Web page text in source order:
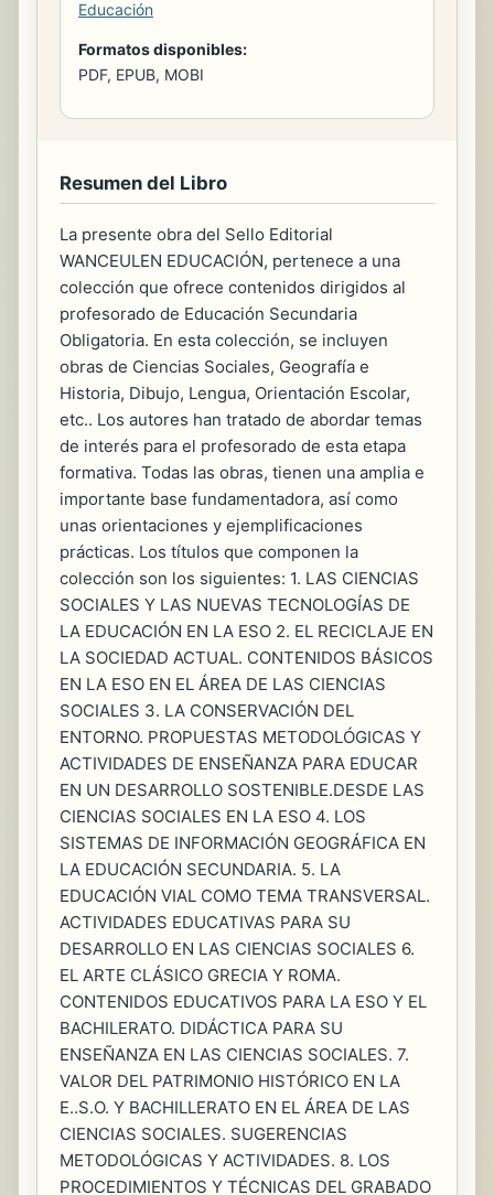
Educación
Formatos disponibles:
PDF, EPUB, MOBI
Resumen del Libro
La presente obra del Sello Editorial
WANCEULEN EDUCACIÓN, pertenece a una
colección que ofrece contenidos dirigidos al
profesorado de Educación Secundaria
Obligatoria. En esta colección, se incluyen
obras de Ciencias Sociales, Geografía e
Historia, Dibujo, Lengua, Orientación Escolar,
etc.. Los autores han tratado de abordar temas
de interés para el profesorado de esta etapa
formativa. Todas las obras, tienen una amplia e
importante base fundamentadora, así como
unas orientaciones y ejemplificaciones
prácticas. Los títulos que componen la
colección son los siguientes: 1. LAS CIENCIAS
SOCIALES Y LAS NUEVAS TECNOLOGÍAS DE
LA EDUCACIÓN EN LA ESO 2. EL RECICLAJE EN
LA SOCIEDAD ACTUAL. CONTENIDOS BÁSICOS
EN LA ESO EN EL ÁREA DE LAS CIENCIAS
SOCIALES 3. LA CONSERVACIÓN DEL
ENTORNO. PROPUESTAS METODOLÓGICAS Y
ACTIVIDADES DE ENSEÑANZA PARA EDUCAR
EN UN DESARROLLO SOSTENIBLE.DESDE LAS
CIENCIAS SOCIALES EN LA ESO 4. LOS
SISTEMAS DE INFORMACIÓN GEOGRÁFICA EN
LA EDUCACIÓN SECUNDARIA. 5. LA
EDUCACIÓN VIAL COMO TEMA TRANSVERSAL.
ACTIVIDADES EDUCATIVAS PARA SU
DESARROLLO EN LAS CIENCIAS SOCIALES 6.
EL ARTE CLÁSICO GRECIA Y ROMA.
CONTENIDOS EDUCATIVOS PARA LA ESO Y EL
BACHILERATO. DIDÁCTICA PARA SU
ENSEÑANZA EN LAS CIENCIAS SOCIALES. 7.
VALOR DEL PATRIMONIO HISTÓRICO EN LA
E..S.O. Y BACHILLERATO EN EL ÁREA DE LAS
CIENCIAS SOCIALES. SUGERENCIAS
METODOLÓGICAS Y ACTIVIDADES. 8. LOS
PROCEDIMIENTOS Y TÉCNICAS DEL GRABADO